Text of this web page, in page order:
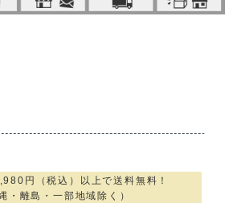
円（税込）以上で送料無料！
・離島・一部地域除く）